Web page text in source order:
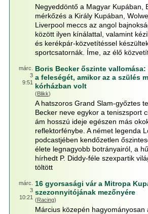
Negyeddöntő a Magyar Kupában,
mérkőzés a Király Kupában,
Liverpool meccs az angol
között ilyen kínálattal, valamint
és kerékpár-közvetítéssel
sportcsatornák. Íme, az élő
márc.
3
9:51
Boris Becker őszinte
a feleségét, amikor az a szülés
kórházban volt
(Blikk)
A hatszoros Grand Slam-győztes
Becker neve egykor a teniszsport
ám hosszú ideje egészen más
reflektorfénybe. A német legenda
podcastjében kendőzetlen
élete legnagyobb botrányairól, a
hírhedt P. Diddy-féle szexpartik
töltött
márc.
3
10:21
16 gyorsasági vár a Mitropa
szezonnyitójának mezőnyére
(Racing)
Március közepén hagyományosan